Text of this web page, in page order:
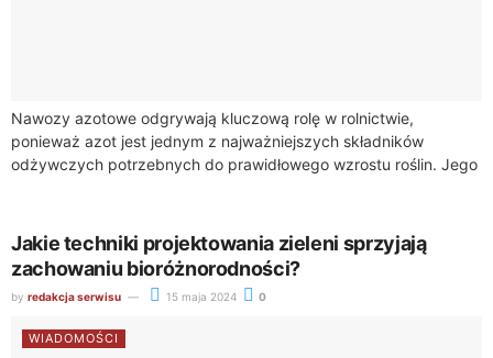
Nawozy azotowe odgrywają kluczową rolę w rolnictwie,
ponieważ azot jest jednym z najważniejszych składników
odżywczych potrzebnych do prawidłowego wzrostu roślin. Jego
Jakie techniki projektowania zieleni sprzyjają
zachowaniu bioróżnorodności?
by redakcja serwisu 15 maja 2024 0
WIADOMOŚCI